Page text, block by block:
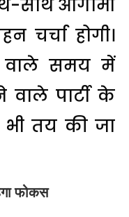
साथ आगामी
चर्चा होगी।
वाले समय में
पार्टी के
भी तय की जा
फोकस